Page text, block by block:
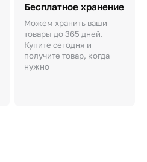
Бесплатное хранение
Можем хранить ваши
товары до 365 дней.
Купите сегодня и
получите товар, когда
нужно